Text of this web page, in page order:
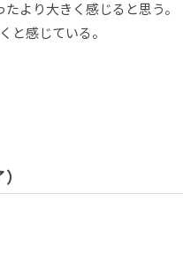
より大きく感じると思う。
と感じている。